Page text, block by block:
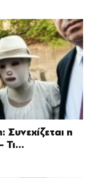
Συνεχίζεται η
Τι...